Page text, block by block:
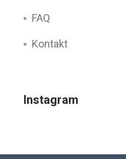
FAQ
Kontakt
Instagram